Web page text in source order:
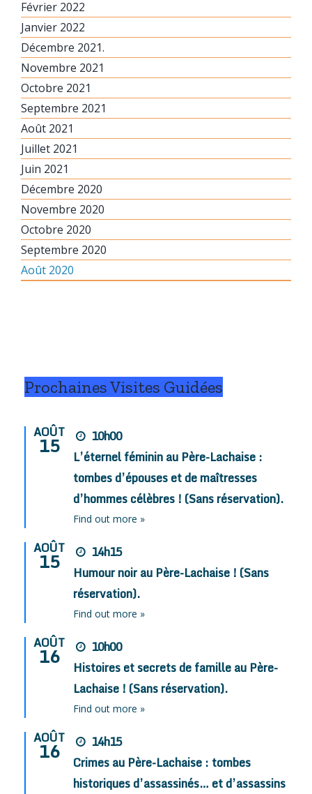
Février 2022
Janvier 2022
Décembre 2021.
Novembre 2021
Octobre 2021
Septembre 2021
Août 2021
Juillet 2021
Juin 2021
Décembre 2020
Novembre 2020
Octobre 2020
Septembre 2020
Août 2020
Prochaines Visites Guidées
AOÛT
15
10h00
L’éternel féminin au Père-Lachaise :
tombes d’épouses et de maîtresses
d’hommes célèbres ! (Sans réservation).
Find out more »
AOÛT
15
14h15
Humour noir au Père-Lachaise ! (Sans
réservation).
Find out more »
AOÛT
16
10h00
Histoires et secrets de famille au Père-
Lachaise ! (Sans réservation).
Find out more »
AOÛT
16
14h15
Crimes au Père-Lachaise : tombes
historiques d’assassinés… et d’assassins